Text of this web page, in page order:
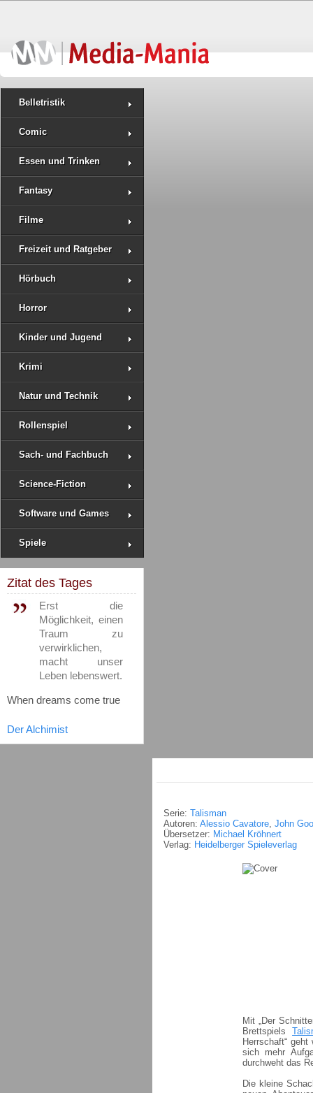
Belletristik
Comic
Essen und Trinken
Fantasy
Filme
Freizeit und Ratgeber
Hörbuch
Horror
Kinder und Jugend
Krimi
Natur und Technik
Rollenspiel
Sach- und Fachbuch
Science-Fiction
Software und Games
Spiele
Zitat des Tages
Erst die
Möglichkeit, einen
Traum zu
verwirklichen,
macht unser
Leben lebenswert.
When dreams come true
Der Alchimist
Serie: Talisman
Autoren: Alessio Cavatore, John
Übersetzer: Michael Kröhnert
Verlag: Heidelberger Spieleverlag
Mit „Der
Brettspiels
Herrschaft“
sich mehr
durchweht das
Die kleine